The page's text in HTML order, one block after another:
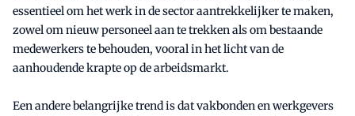
essentieel om het werk in de sector aantrekkelijker te maken,
zowel om nieuw personeel aan te trekken als om bestaande
medewerkers te behouden, vooral in het licht van de
aanhoudende krapte op de arbeidsmarkt.
Een andere belangrijke trend is dat vakbonden en werkgevers